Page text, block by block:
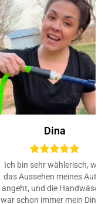
Dina
Ich bin sehr wählerisch, was
das Aussehen meines Autos
angeht, und die
war schon immer mein